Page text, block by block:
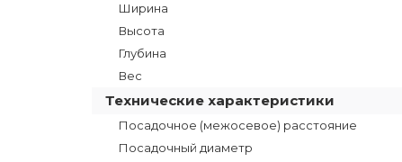
Ширина
Высота
Глубина
Вес
Технические характеристики
Посадочное (межосевое) расстояние
Посадочный диаметр